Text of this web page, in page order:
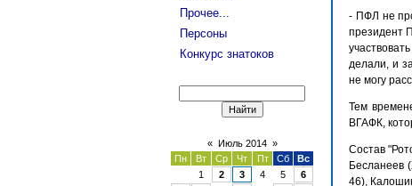
Прочее...
Персоны
Конкурс знатоков
« Июль 2014 »
Пн
Вт Ср Чт Пт Сб
Вс
1
2 3 4 5
6
- ПФЛ не
президент
делали, и
не могу
Тем
ВГАФК,
Состав
Бесланеев
46),